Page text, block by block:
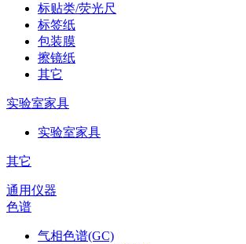
标贴类/荧光尺
标签纸
包装膜
擦镜纸
其它
实验室家具
实验室家具
其它
通用仪器
色谱
气相色谱(GC)